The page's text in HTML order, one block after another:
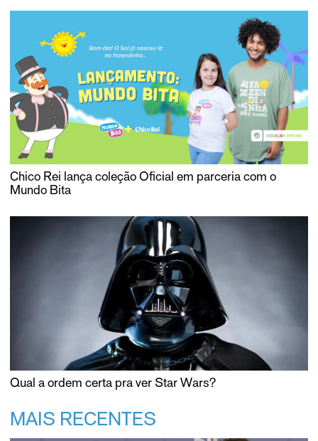
Chico Rei lança coleção Oficial em parceria com o
Mundo Bita
Qual a ordem certa pra ver Star Wars?
MAIS RECENTES